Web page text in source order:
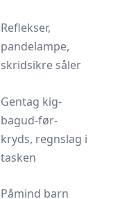
Reflekser,
pandelampe,
skridsikre såler
Gentag kig-
bagud-før-
kryds, regnslag i
tasken
Påmind barn